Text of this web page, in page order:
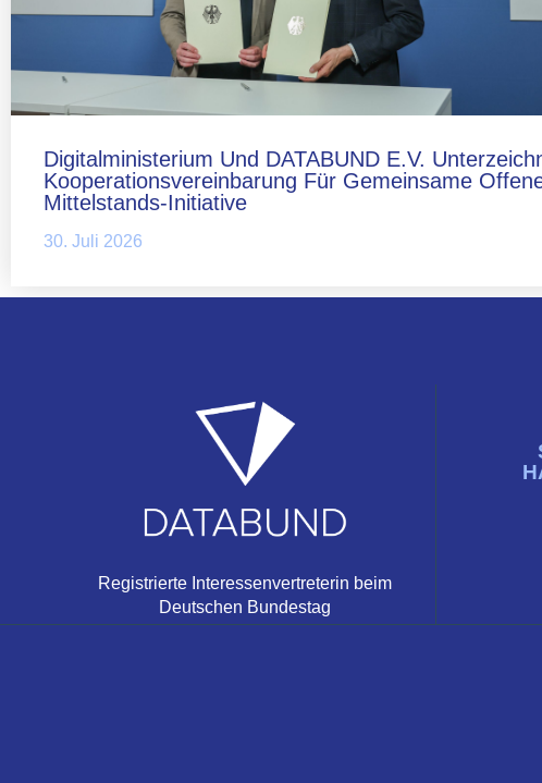
Digitalministerium Und DATABUND E.V.
Kooperationsvereinbarung Für Gemeinsame
Mittelstands-Initiative
30. Juli 2026
Registrierte Interessenvertreterin beim
Deutschen Bundestag